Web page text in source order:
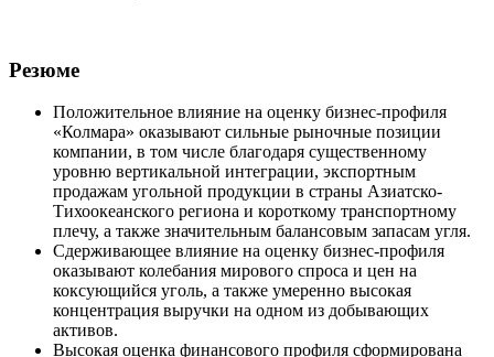
Резюме
Положительное влияние на оценку бизнес-профиля
«Колмара» оказывают сильные рыночные позиции
компании, в том числе благодаря существенному
уровню вертикальной интеграции, экспортным
продажам угольной продукции в страны Азиатско-
Тихоокеанского региона и короткому транспортному
плечу, а также значительным балансовым запасам угля.
Сдерживающее влияние на оценку бизнес-профиля
оказывают колебания мирового спроса и цен на
коксующийся уголь, а также умеренно высокая
концентрация выручки на одном из добывающих
активов.
Высокая оценка финансового профиля сформирована